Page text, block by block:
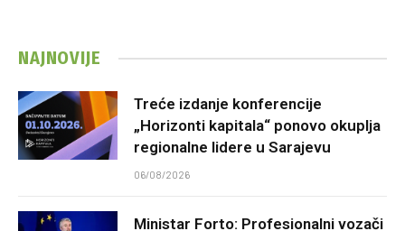
NAJNOVIJE
Treće izdanje konferencije
„Horizonti kapitala“ ponovo okuplja
regionalne lidere u Sarajevu
06/08/2026
Ministar Forto: Profesionalni vozači